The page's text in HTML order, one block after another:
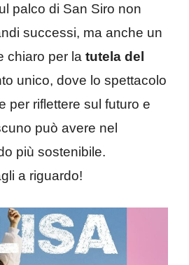
palco di San Siro non
successi, ma anche un
chiaro per la tutela del
unico, dove lo spettacolo
per riflettere sul futuro e
può avere nel
più sostenibile.
a riguardo!